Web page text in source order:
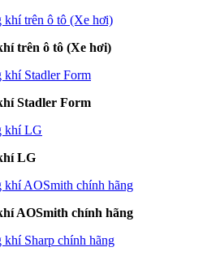
trên ô tô (Xe hơi)
Stadler Form
LG
AOSmith chính hãng